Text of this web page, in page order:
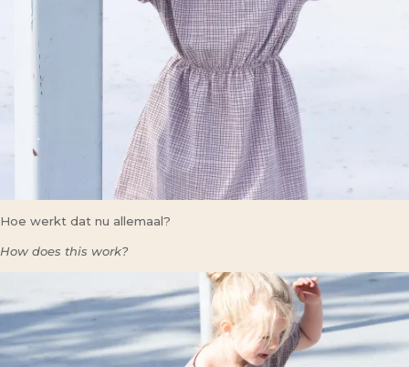
Hoe werkt dat nu allemaal?
How does this work?